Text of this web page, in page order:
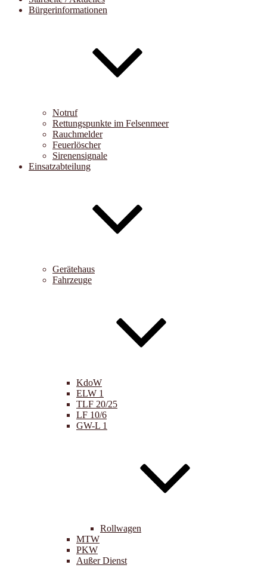
Bürgerinformationen
Notruf
Rettungspunkte im Felsenmeer
Rauchmelder
Feuerlöscher
Sirenensignale
Einsatzabteilung
Gerätehaus
Fahrzeuge
KdoW
ELW 1
TLF 20/25
LF 10/6
GW-L 1
Rollwagen
MTW
PKW
Außer Dienst